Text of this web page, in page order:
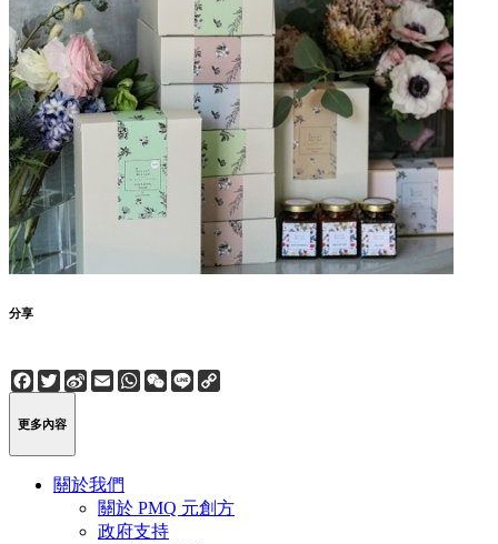
分享
Facebook
Twitter
Sina
Weibo
EmailWhatsApp
WeChat
Line
更多內容
關於我們
關於 PMQ 元創方
政府支持